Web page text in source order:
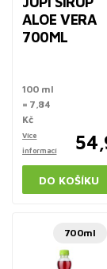
ALOE VERA
700ML
100 ml
= 7,84
Kč
Více
informací
DO KOŠÍKU
700ml